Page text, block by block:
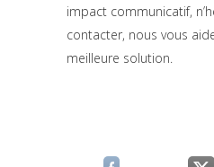
impact communicatif,
contacter, nous vous
meilleure solution.